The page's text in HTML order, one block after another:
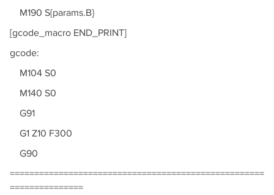
M190 S{params.B}
[gcode_macro END_PRINT]
gcode:
M104 S0
M140 S0
G91
G1 Z10 F300
G90
====================================================
===============